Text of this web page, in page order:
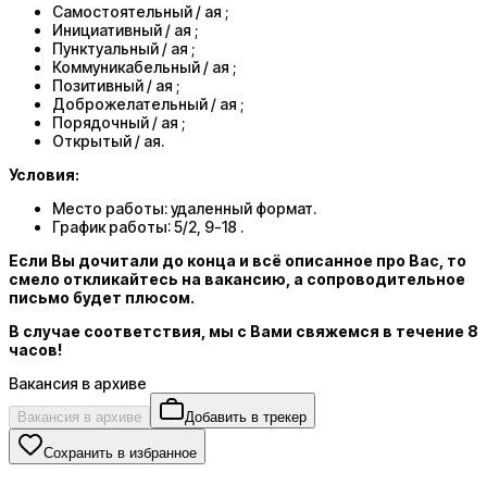
Самостоятельный / ая ;
Инициативный / ая ;
Пунктуальный / ая ;
Коммуникабельный / ая ;
Позитивный / ая ;
Доброжелательный / ая ;
Порядочный / ая ;
Открытый / ая.
Условия:
Место работы: удаленный формат.
График работы: 5/2, 9-18 .
Если Вы дочитали до конца и всё описанное про Вас, то
смело откликайтесь на вакансию, а сопроводительное
письмо будет плюсом.
В случае соответствия, мы с Вами свяжемся в течение 8
часов!
Вакансия в архиве
Вакансия в архиве Добавить в трекер
Сохранить в избранное